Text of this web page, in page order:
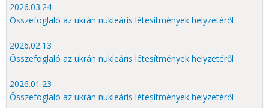
2026.03.24
Összefoglaló az ukrán nukleáris létesítmények helyzetéről
2026.02.13
Összefoglaló az ukrán nukleáris létesítmények helyzetéről
2026.01.23
Összefoglaló az ukrán nukleáris létesítmények helyzetéről